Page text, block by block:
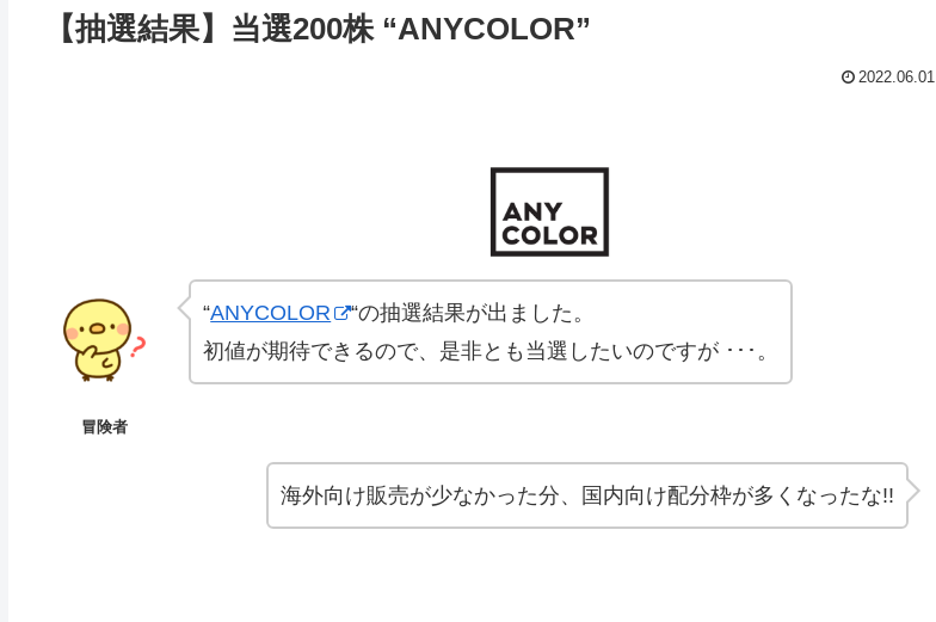
【抽選結果】当選200株 “ANYCOLOR”
2022.06.01
冒険者
“ANYCOLOR
“の抽選結果が出ました。
初値が期待できるので、是非とも当選したいのですが ･･･。
海外向け販売が少なかった分、国内向け配分枠が多くなったな!!